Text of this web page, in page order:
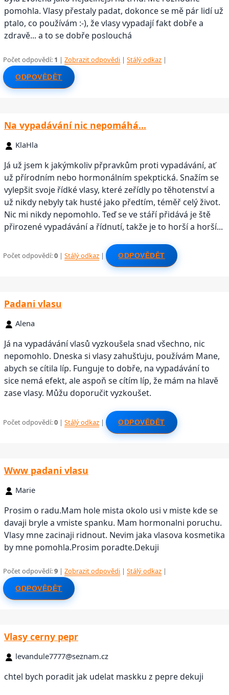
pomohla. Vlasy přestaly padat, dokonce se mě pár lidí už
ptalo, co používám :-), že vlasy vypadají fakt dobře a
zdravě... a to se dobře poslouchá
Počet odpovědí: 1 |Zobrazit odpovědi |Stálý odkaz |
ODPOVĚDĚT
Na vypadávání nic nepomáhá...
KlaHla
Já už jsem k jakýmkoliv přpravkům proti vypadávání, ať
už přírodním nebo hormonálním spekptická. Snažím se
vylepšit svoje řídké vlasy, které zeřídly po těhotenství a
už nikdy nebyly tak husté jako předtím, téměř celý život.
Nic mi nikdy nepomohlo. Teď se ve stáří přidává je ště
přirozené vypadávání a řídnutí, takže je to horší a horší...
Počet odpovědí:0 |Stálý odkaz | ODPOVĚDĚT
Padani vlasu
Alena
Já na vypadávání vlasů vyzkoušela snad všechno, nic
nepomohlo. Dneska si vlasy zahušťuju, používám Mane,
abych se cítila líp. Funguje to dobře, na vypadávání to
sice nemá efekt, ale aspoň se cítím líp, že mám na hlavě
zase vlasy. Můžu doporučit vyzkoušet.
Počet odpovědí:0 |Stálý odkaz | ODPOVĚDĚT
Www padani vlasu
Marie
Prosim o radu.Mam hole mista okolo usi v miste kde se
davaji bryle a vmiste spanku. Mam hormonalni poruchu.
Vlasy mne zacinaji ridnout. Nevim jaka vlasova kosmetika
by mne pomohla.Prosim poradte.Dekuji
Počet odpovědí:9 |Zobrazit odpovědi |Stálý odkaz |
ODPOVĚDĚT
Vlasy cerny pepr
levandule7777@seznam.cz
chtel bych poradit jak udelat maskku z pepre dekuji